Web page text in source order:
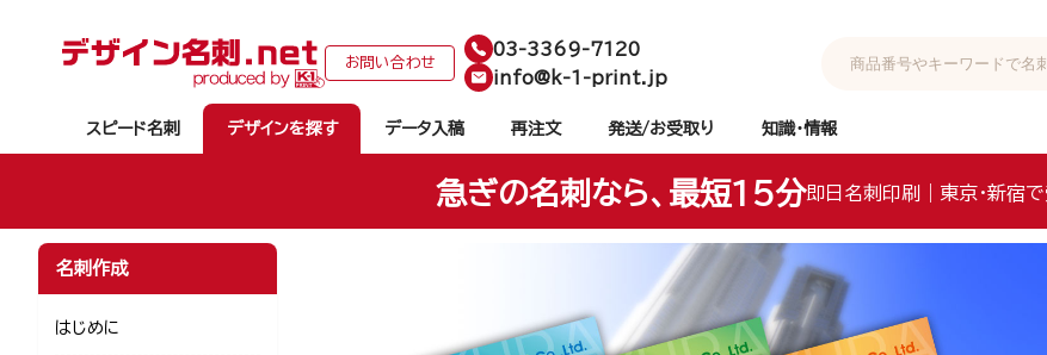
お問い合わせ
03-3369-7120
info@k-1-print.jp
スピード名刺 デザインを探す データ入稿 再注文 発送/お受取り 知識・情報
急ぎの名刺なら、最短15分即日名刺印刷｜東京・新宿
名刺作成
はじめに